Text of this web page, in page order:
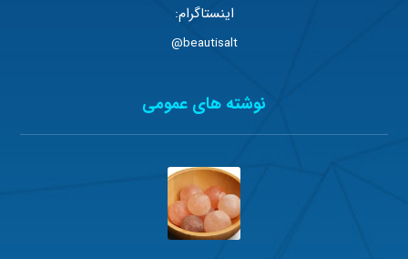
اینستاگرام:
beautisalt@
نوشته های عمومی